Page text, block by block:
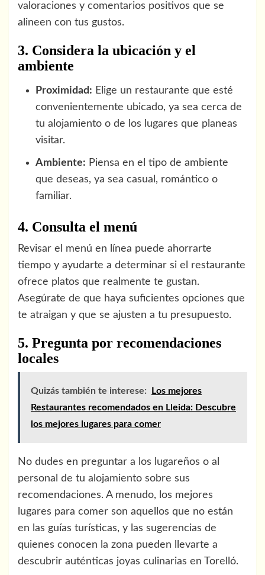
valoraciones y comentarios positivos que se
alineen con tus gustos.
3. Considera la ubicación y el
ambiente
Proximidad: Elige un restaurante que esté
convenientemente ubicado, ya sea cerca de
tu alojamiento o de los lugares que planeas
visitar.
Ambiente: Piensa en el tipo de ambiente
que deseas, ya sea casual, romántico o
familiar.
4. Consulta el menú
Revisar el menú en línea puede ahorrarte
tiempo y ayudarte a determinar si el restaurante
ofrece platos que realmente te gustan.
Asegúrate de que haya suficientes opciones que
te atraigan y que se ajusten a tu presupuesto.
5. Pregunta por recomendaciones
locales
Quizás también te interese:
Los mejores
Restaurantes recomendados en Lleida: Descubre
los mejores lugares para comer
No dudes en preguntar a los lugareños o al
personal de tu alojamiento sobre sus
recomendaciones. A menudo, los mejores
lugares para comer son aquellos que no están
en las guías turísticas, y las sugerencias de
quienes conocen la zona pueden llevarte a
descubrir auténticas joyas culinarias en Torelló.